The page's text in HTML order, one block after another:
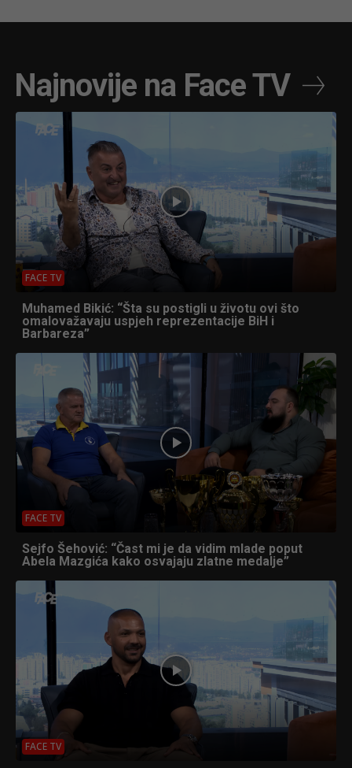
Najnovije na Face TV
FACE TV
Muhamed Bikić: “Šta su postigli u životu ovi što
omalovažavaju uspjeh reprezentacije BiH i
Barbareza”
FACE TV
Sejfo Šehović: “Čast mi je da vidim mlade poput
Abela Mazgića kako osvajaju zlatne medalje”
FACE TV